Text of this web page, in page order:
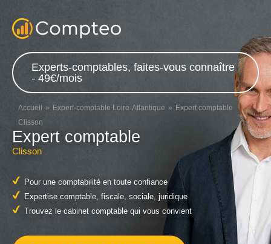
Experts-comptables, faites-vous connaître
- 49€/mois
Accueil Expert-comptable Loire-Atlantique
Expert comptable
Clisson
Expert comptable
Clisson
Pour une comptabilité en toute confiance
Expertise comptable, fiscale, sociale, juridique
Trouvez le cabinet comptable qui vous convient